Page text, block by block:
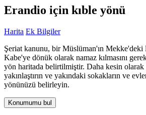
Erandio için kıble yönü
Harita Ek Bilgiler
Şeriat kanunu, bir Müslüman'ın
Kabe'ye dönük olarak namaz kılmasını
yön haritada belirtilmiştir. Daha kesin
yakınlaştırın ve yakındaki sokakların ve
yönünüzü belirleyin.
Konumumu bul